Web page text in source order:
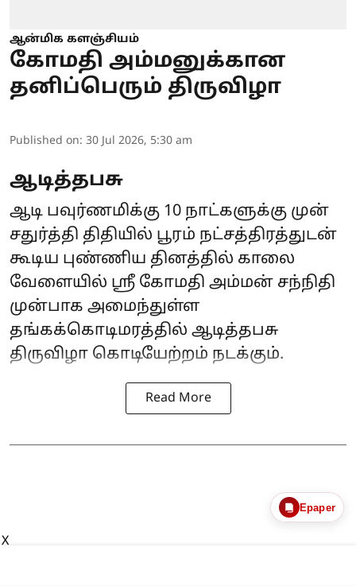
ஆன்மிக களஞ்சியம்
கோமதி அம்மனுக்கான
தனிப்பெரும் திருவிழா
Published on: 30 Jul 2026, 5:30 am
ஆடித்தபசு
ஆடி பவுர்ணமிக்கு 10 நாட்களுக்கு முன்
சதுர்த்தி திதியில் பூரம் நட்சத்திரத்துடன்
கூடிய புண்ணிய தினத்தில் காலை
வேளையில் ஸ்ரீ கோமதி அம்மன் சந்நிதி
முன்பாக அமைந்துள்ள
தங்கக்கொடிமரத்தில் ஆடித்தபசு
திருவிழா கொடியேற்றம் நடக்கும்.
Read More
Epaper
X